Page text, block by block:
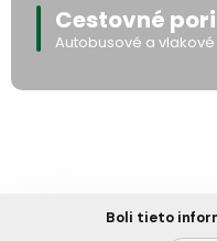
Cestovné
Autobusové a
Boli tieto